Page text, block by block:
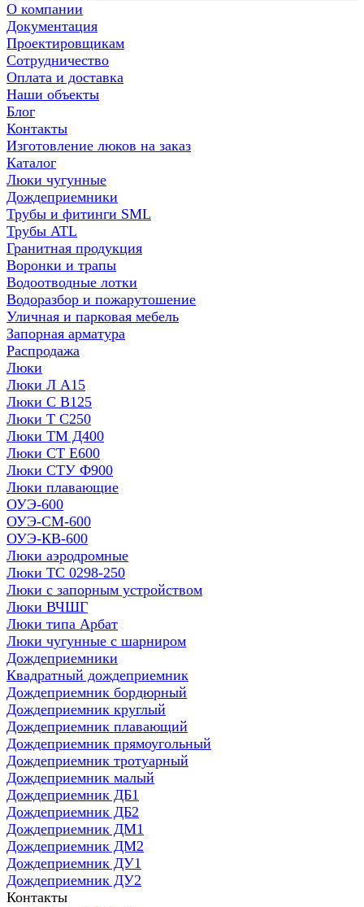
О компании
Документация
Проектировщикам
Сотрудничество
Оплата и доставка
Наши объекты
Блог
Контакты
Изготовление люков на заказ
Каталог
Люки чугунные
Дождеприемники
Трубы и фитинги SML
Трубы ATL
Гранитная продукция
Воронки и трапы
Водоотводные лотки
Водоразбор и пожарутошение
Уличная и парковая мебель
Запорная арматура
Распродажа
Люки
Люки Л А15
Люки С В125
Люки Т С250
Люки ТМ Д400
Люки СТ Е600
Люки СТУ Ф900
Люки плавающие
ОУЭ-600
ОУЭ-СМ-600
ОУЭ-КВ-600
Люки аэродромные
Люки ТС 0298-250
Люки с запорным устройством
Люки ВЧШГ
Люки типа Арбат
Люки чугунные с шарниром
Дождеприемники
Квадратный дождеприемник
Дождеприемник бордюрный
Дождеприемник круглый
Дождеприемник плавающий
Дождеприемник прямоугольный
Дождеприемник тротуарный
Дождеприемник малый
Дождеприемник ДБ1
Дождеприемник ДБ2
Дождеприемник ДМ1
Дождеприемник ДМ2
Дождеприемник ДУ1
Дождеприемник ДУ2
Контакты